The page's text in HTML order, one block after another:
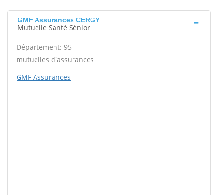
GMF Assurances CERGY
Mutuelle Santé Sénior
Département: 95
mutuelles d'assurances
GMF Assurances